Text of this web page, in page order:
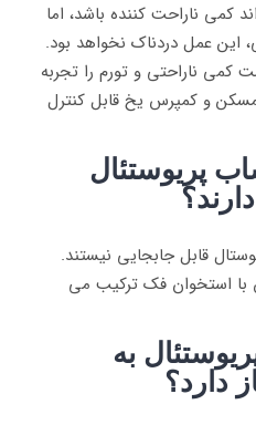
کمی ناراحت کننده باشد، اما
این عمل دردناک نخواهد بود.
کمی ناراحتی و تورم را تجربه
مسکن و کمپرس یخ قابل کنترل
پریوستئال
قابل جابجایی نیستند.
با استخوان فک ترکیب می
به
دارد؟